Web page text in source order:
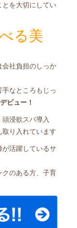
を大切にしてい
る美
社負担のしっか
なところもじっ
ビュー！
浸欲スパ導入
り入れています
活躍しているサ
のある方、子育